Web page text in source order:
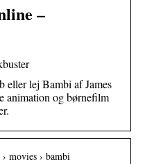
–
eller lej Bambi af James
animation og børnefilm
movies › bambi